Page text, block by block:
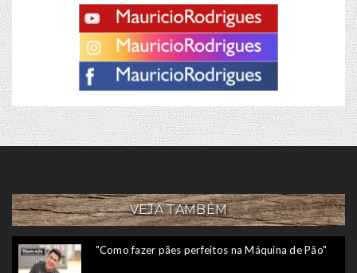
VEJA TAMBÉM
"Como fazer pães perfeitos na Máquina de Pão"